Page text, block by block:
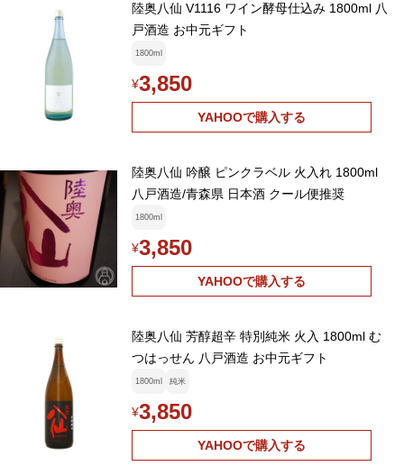
陸奥八仙 V1116 ワイン酵母仕込み 1800ml 八
戸酒造 お中元ギフト
1800ml
¥3,850
YAHOOで購入する
陸奥八仙 吟醸 ピンクラベル 火入れ 1800ml
八戸酒造/青森県 日本酒 クール便推奨
1800ml
¥3,850
YAHOOで購入する
陸奥八仙 芳醇超辛 特別純米 火入 1800ml む
つはっせん 八戸酒造 お中元ギフト
1800ml 純米
¥3,850
YAHOOで購入する